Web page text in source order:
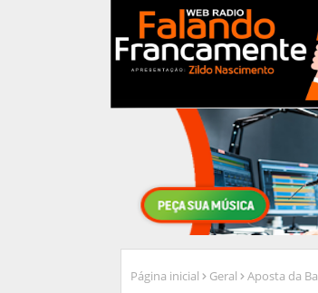
Página inicial Geral Aposta da